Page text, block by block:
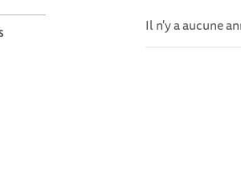
Il n'y a aucune